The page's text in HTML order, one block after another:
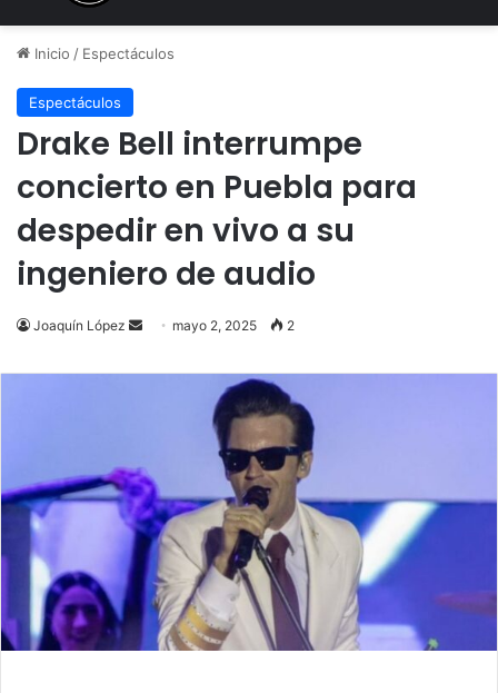
Inicio / Espectáculos
Espectáculos
Drake Bell interrumpe
concierto en Puebla para
despedir en vivo a su
ingeniero de audio
Joaquín López
Send
email
mayo 2, 2025 2